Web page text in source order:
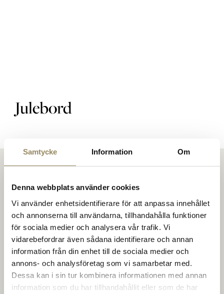
Samtycke Information Om
Denna webbplats använder cookies
Vi använder enhetsidentifierare för att anpassa innehållet
och annonserna till användarna, tillhandahålla funktioner
för sociala medier och analysera vår trafik. Vi
vidarebefordrar även sådana identifierare och annan
information från din enhet till de sociala medier och
annons- och analysföretag som vi samarbetar med.
Dessa kan i sin tur kombinera informationen med annan
information som du har tillhandahållit eller som de har
Golfpakke
Restaurant
Hotel
The Range
Golfinstruktør
Julebord
På The National mødes folk for at spille golf på
baner i topklasse. For at udvikle sig på et af
Europas bedste træningsanlæg. Til middag, en
drink eller en konference i klubhuset. For at
runde af, slappe af eller geare op. For nye
muligheder for uovertrufne møder. Hver dag.